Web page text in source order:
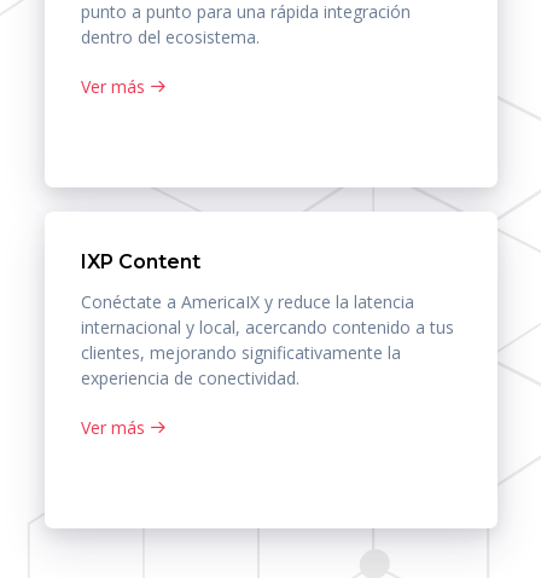
punto a punto para una rápida integración
dentro del ecosistema.
Ver más
IXP Content
Conéctate a AmericaIX y reduce la latencia
internacional y local, acercando contenido a tus
clientes, mejorando significativamente la
experiencia de conectividad.
Ver más